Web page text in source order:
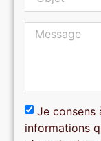
Je consens
informations